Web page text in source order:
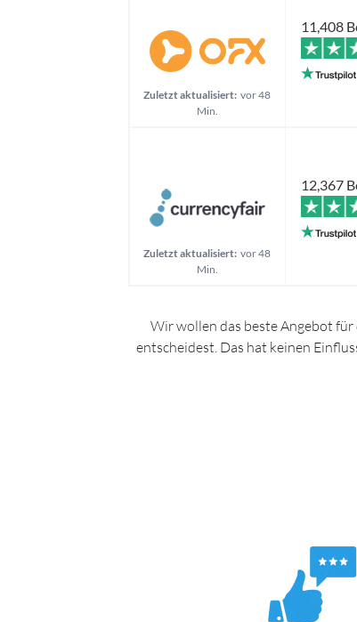
Zuletzt aktualisiert: vor 48
Min.
11,408
Zuletzt aktualisiert: vor 48
Min.
12,367
Wir wollen das beste Angebot
entscheidest. Das hat keinen